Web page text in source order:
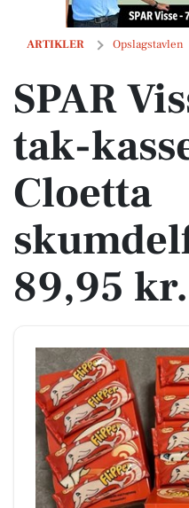
ARTIKLER Opslagstavlen
SPAR Visse har Ja tak-
SPAR
tak-
Cloetta
89,95 kr.